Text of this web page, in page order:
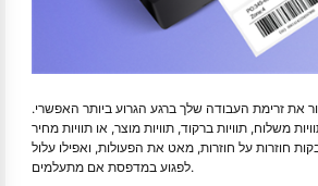
את זרימת העבודה שלך ברגע הגרוע ביותר האפשרי.
משלוח, תוויות ברקוד, תוויות מוצר, או תוויות מחיר
חוזרות על חוזרות, מאט את הפעולות, ואפילו עלול
לפגוע במדפסת אם מתעלמים.